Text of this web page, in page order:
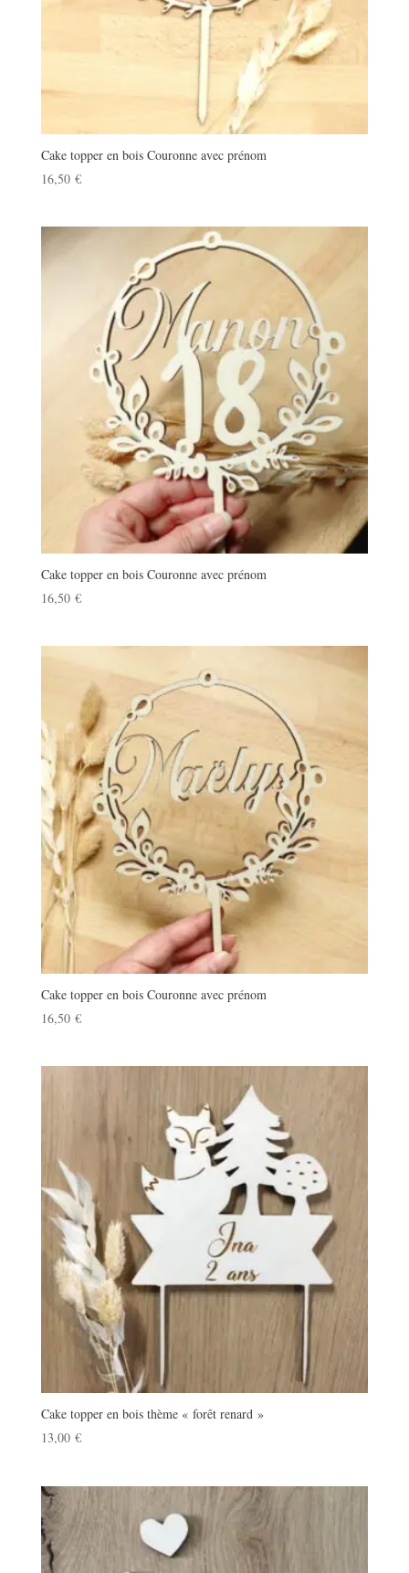
Cake topper en bois Couronne avec prénom
16,50 €
Cake topper en bois Couronne avec prénom
16,50 €
Cake topper en bois Couronne avec prénom
16,50 €
Cake topper en bois thème « forêt renard »
13,00 €